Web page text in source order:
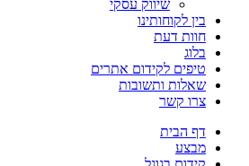
שיווק עסקי
בין לקוחותינו
חוות דעת
בלוג
טיפים לקידום אתרים
שאלות ותשובות
צרו קשר
דף הבית
מבצע